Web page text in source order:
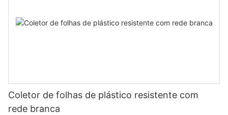
Coletor de folhas de plástico resistente com
rede branca